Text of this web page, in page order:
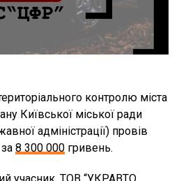
контролю міста
Київської міської ради
адміністрації) провів
8 300 000 гривень.